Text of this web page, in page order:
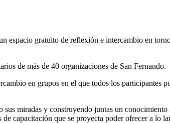
espacio gratuito de reflexión e intercambio en
de más de 40 organizaciones de San Fernando.
en grupos en el que todos los participantes
miradas y construyendo juntas un conocimiento
capacitación que se proyecta poder ofrecer a lo